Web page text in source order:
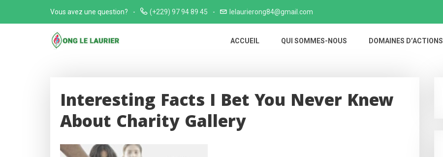
Vous avez une question? (+229) 97 94 89 45 lelaurierong84@gmail.com
ACCUEIL QUI SOMMES-NOUS DOMAINES D’ACTIONS
Interesting Facts I Bet You Never Knew
About Charity Gallery